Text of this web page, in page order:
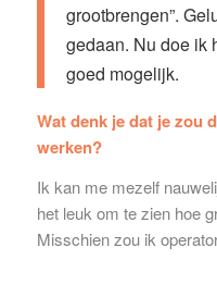
grootbrengen”.
gedaan. Nu doe ik
goed mogelijk.
Wat denk je dat je zou
werken?
Ik kan me mezelf
het leuk om te zien hoe
Misschien zou ik